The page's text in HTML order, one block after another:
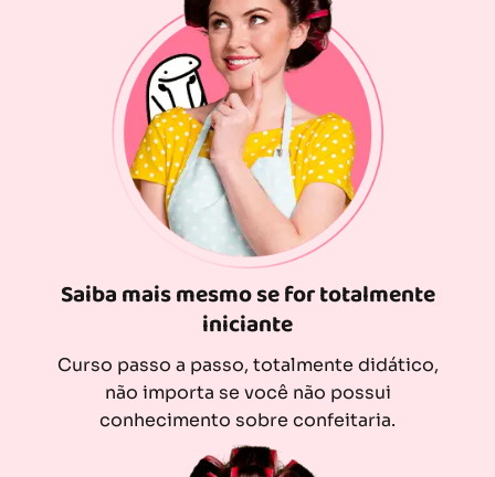
Saiba mais mesmo se for totalmente
iniciante
Curso passo a passo, totalmente didático,
não importa se você não possui
conhecimento sobre confeitaria.